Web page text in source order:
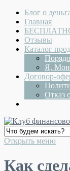
Блог о
Главная
Отзывы
Каталог
Я,
Договор-
Отказ
Открыть меню
Как